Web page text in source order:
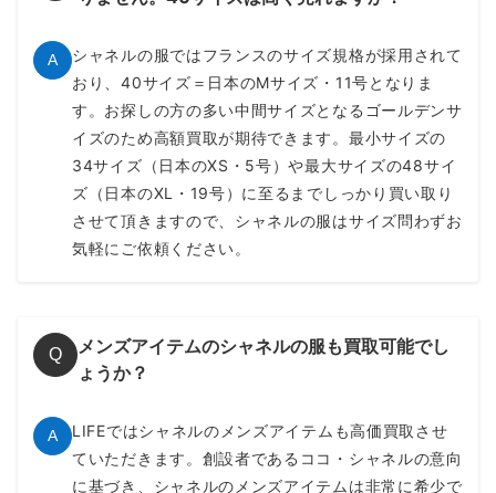
ツイード セットアップ
ヴィンテージシャネルの人気アイテムとなっているツイードセ
ットアップ。カジュアルな抜け感とフォーマルらしい上品さを
兼ね備えており、さまざまなシーンで活躍してくれます。
ツイードセットアップは人気が高く需要もあることから高額で
の買取が可能となっております。一度お問い合わせ下さいま
さっと羽織るだけでワンランク上の高級感を演出してくれるツ
イードジャケット。ちょっとしたお呼ばれから結婚式やパーテ
A
シャネルの服ではフランスのサイズ規格が採用されて
おり、40サイズ＝日本のMサイズ・11号となりま
す。お探しの方の多い中間サイズとなるゴールデンサ
イズのため高額買取が期待できます。最小サイズの
34サイズ（日本のXS・5号）や最大サイズの48サイ
ズ（日本のXL・19号）に至るまでしっかり買い取り
させて頂きますので、シャネルの服はサイズ問わずお
気軽にご依頼ください。
Q
メンズアイテムのシャネルの服も買取可能でし
ょうか？
A
LIFEではシャネルのメンズアイテムも高価買取させ
ていただきます。創設者であるココ・シャネルの意向
に基づき、シャネルのメンズアイテムは非常に希少で